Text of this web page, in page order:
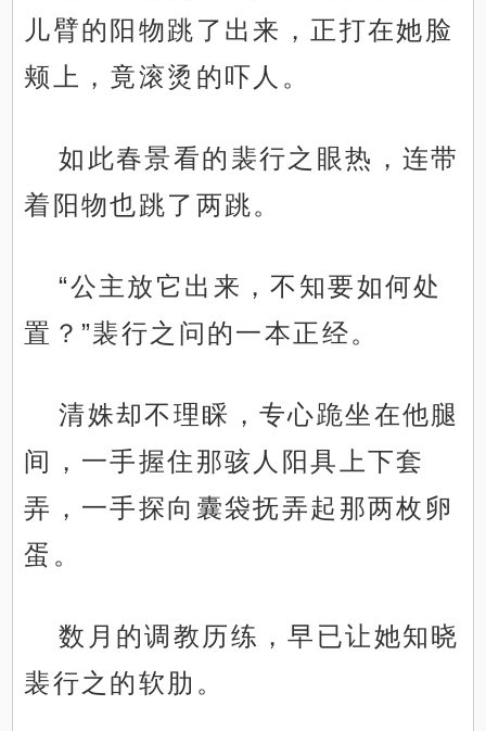
儿臂的阳物跳了出来，正打在她脸
颊上，竟滚烫的吓人。
如此春景看的裴行之眼热，连带
着阳物也跳了两跳。
“公主放它出来，不知要如何处
置？”裴行之问的一本正经。
清姝却不理睬，专心跪坐在他腿
间，一手握住那骇人阳具上下套
弄，一手探向囊袋抚弄起那两枚卵
蛋。
数月的调教历练，早已让她知晓
裴行之的软肋。